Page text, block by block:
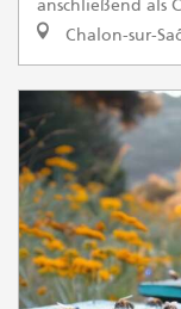
anschließend als
Chalon-sur-